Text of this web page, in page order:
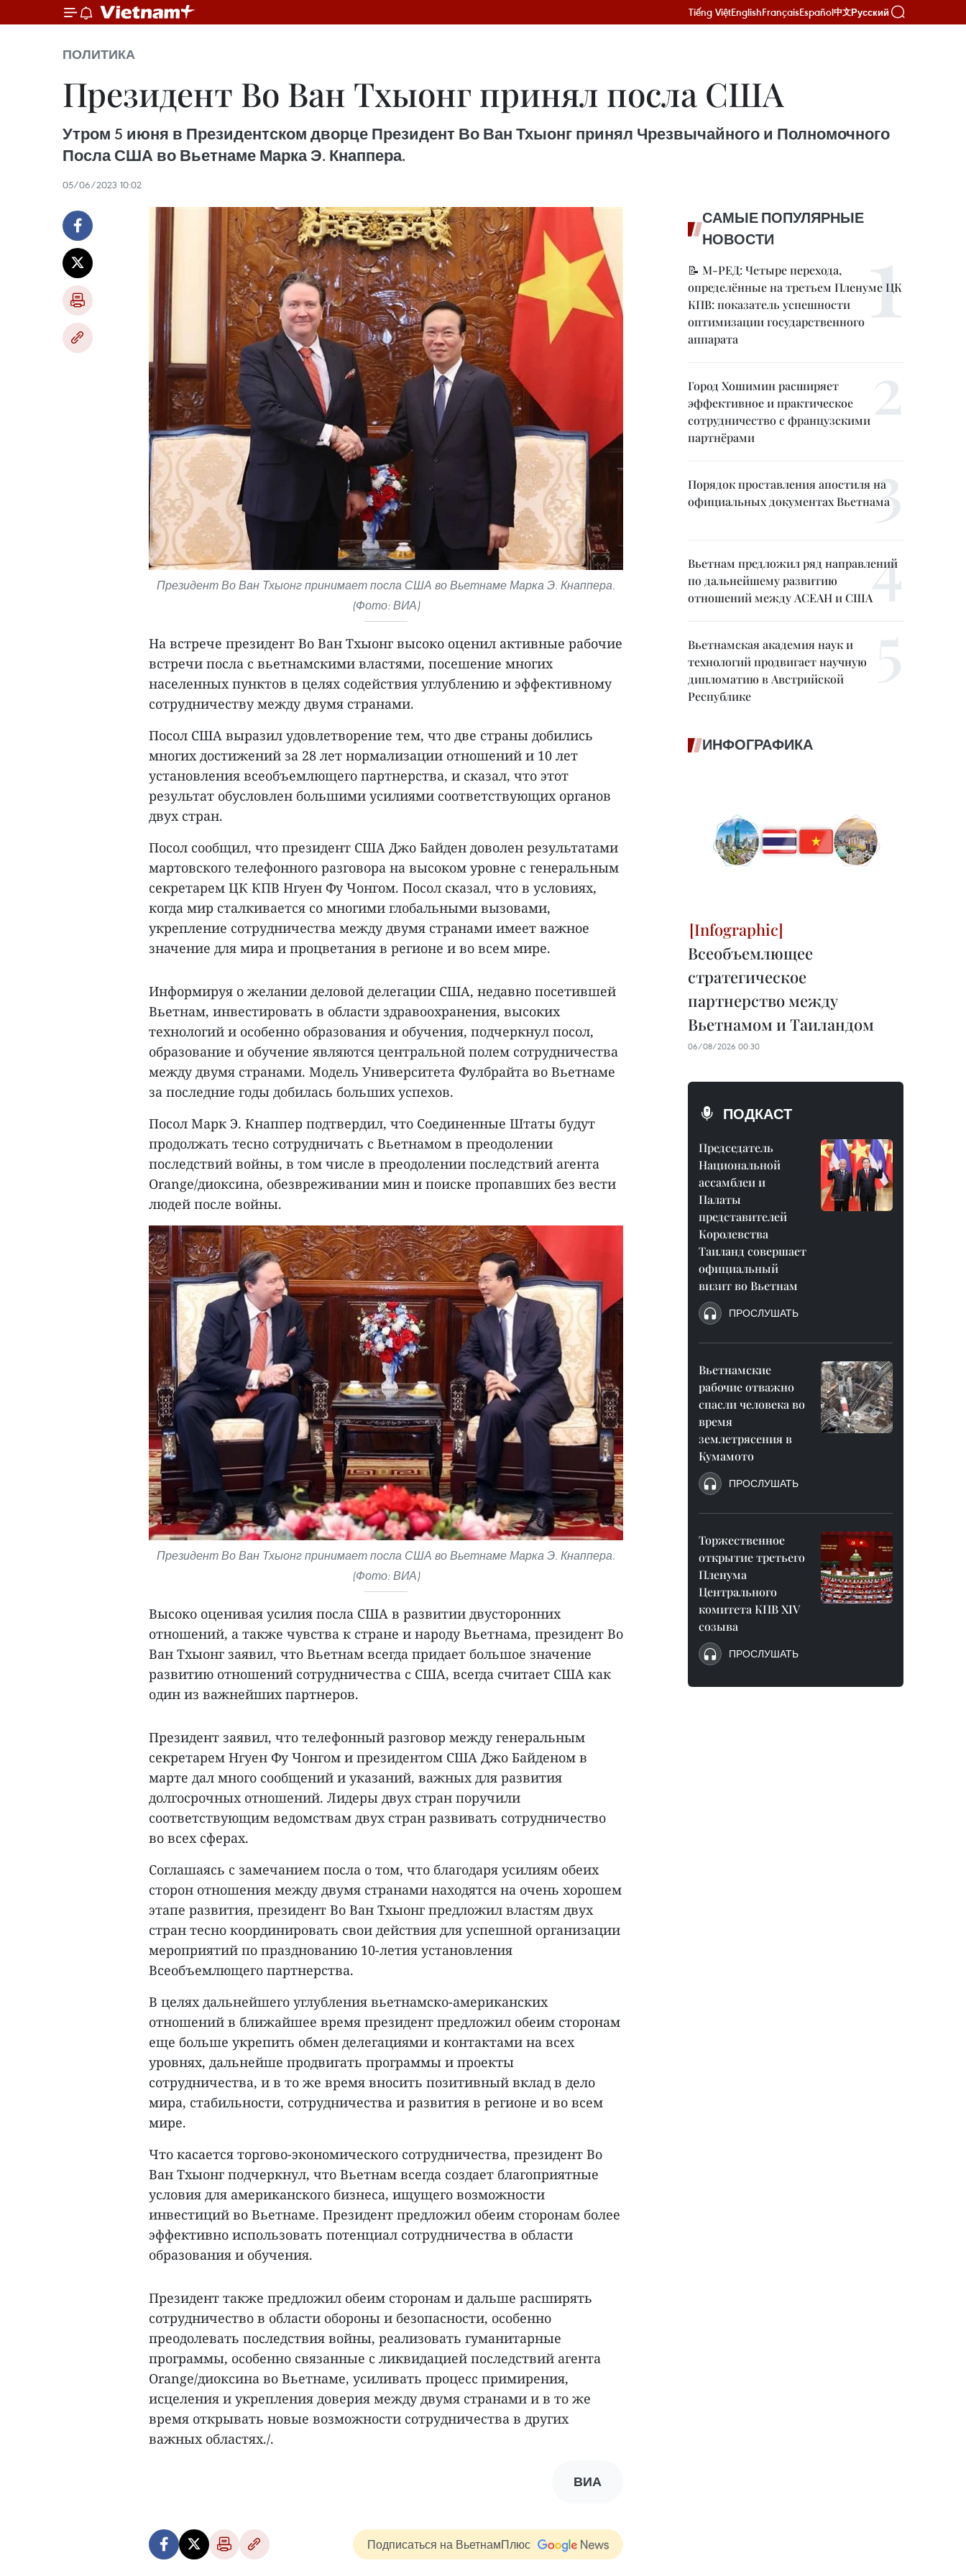
Tiếng ViệtEnglishFrançaisEspañol中文Русский
ПОЛИТИКА
Президент Во Ван Тхыонг принял посла США
Утром 5 июня в Президентском дворце Президент Во Ван Тхыонг принял Чрезвычайного и Полномочного
Посла США во Вьетнаме Марка Э. Кнаппера.
05/06/2023 10:02
Президент Во Ван Тхыонг принимает посла США во Вьетнаме Марка Э. Кнаппера.
(Фото: ВИА)
На встрече президент Во Ван Тхыонг высоко оценил активные рабочие
встречи посла с вьетнамскими властями, посешение многих
населенных пунктов в целях содействия углублению и эффективному
сотрудничеству между двумя странами.
Посол США выразил удовлетворение тем, что две страны добились
многих достижений за 28 лет нормализации отношений и 10 лет
установления всеобъемлющего партнерства, и сказал, что этот
результат обусловлен большими усилиями соответствующих органов
двух стран.
Посол сообщил, что президент США Джо Байден доволен результатами
мартовского телефонного разговора на высоком уровне с генеральным
секретарем ЦК КПВ Нгуен Фу Чонгом. Посол сказал, что в условиях,
когда мир сталкивается со многими глобальными вызовами,
укрепление сотрудничества между двумя странами имеет важное
значение для мира и процветания в регионе и во всем мире.
Информируя о желании деловой делегации США, недавно посетившей
Вьетнам, инвестировать в области здравоохранения, высоких
технологий и особенно образования и обучения, подчеркнул посол,
образование и обучение являются центральной полем сотрудничества
между двумя странами. Модель Университета Фулбрайта во Вьетнаме
за последние годы добилась больших успехов.
Посол Марк Э. Кнаппер подтвердил, что Соединенные Штаты будут
продолжать тесно сотрудничать с Вьетнамом в преодолении
последствий войны, в том числе в преодолении последствий агента
Orange/диоксина, обезвреживании мин и поиске пропавших без вести
людей после войны.
Президент Во Ван Тхыонг принимает посла США во Вьетнаме Марка Э. Кнаппера.
(Фото: ВИА)
Высоко оценивая усилия посла США в развитии двусторонних
отношений, а также чувства к стране и народу Вьетнама, президент Во
Ван Тхыонг заявил, что Вьетнам всегда придает большое значение
развитию отношений сотрудничества с США, всегда считает США как
один из важнейших партнеров.
Президент заявил, что телефонный разговор между генеральным
секретарем Нгуен Фу Чонгом и президентом США Джо Байденом в
марте дал много сообщений и указаний, важных для развития
долгосрочных отношений. Лидеры двух стран поручили
соответствующим ведомствам двух стран развивать сотрудничество
во всех сферах.
Соглашаясь с замечанием посла о том, что благодаря усилиям обеих
сторон отношения между двумя странами находятся на очень хорошем
этапе развития, президент Во Ван Тхыонг предложил властям двух
стран тесно координировать свои действия для успешной организации
мероприятий по празднованию 10-летия установления
Всеобъемлющего партнерства.
В целях дальнейшего углубления вьетнамско-американских
отношений в ближайшее время президент предложил обеим сторонам
еще больше укрепить обмен делегациями и контактами на всех
уровнях, дальнейше продвигать программы и проекты
сотрудничества, и в то же время вносить позитивный вклад в дело
мира, стабильности, сотрудничества и развития в регионе и во всем
мире.
Что касается торгово-экономического сотрудничества, президент Во
Ван Тхыонг подчеркнул, что Вьетнам всегда создает благоприятные
условия для американского бизнеса, ищущего возможности
инвестиций во Вьетнаме. Президент предложил обеим сторонам более
эффективно использовать потенциал сотрудничества в области
образования и обучения.
Президент также предложил обеим сторонам и дальше расширять
сотрудничество в области обороны и безопасности, особенно
преодолевать последствия войны, реализовать гуманитарные
программы, особенно связанные с ликвидацией последствий агента
Orange/диоксина во Вьетнаме, усиливать процесс примирения,
исцеления и укрепления доверия между двумя странами и в то же
время открывать новые возможности сотрудничества в других
важных областях./.
ВИА
Подписаться на ВьетнамПлюс
САМЫЕ ПОПУЛЯРНЫЕ
НОВОСТИ
📝 М-РЕД: Четыре перехода,
определённые на третьем Пленуме ЦК
КПВ: показатель успешности
оптимизации государственного
аппарата
Город Хошимин расширяет
эффективное и практическое
сотрудничество с французскими
партнёрами
Порядок проставления апостиля на
официальных документах Вьетнама
Вьетнам предложил ряд направлений
по дальнейшему развитию
отношений между АСЕАН и США
Вьетнамская академия наук и
технологий продвигает научную
дипломатию в Австрийской
Республике
ИНФОГРАФИКА
Всеобъемлющее
стратегическое
партнерство между
Вьетнамом и Таиландом
06/08/2026 00:30
ПОДКАСТ
Председатель
Национальной
ассамблеи и
Палаты
представителей
Королевства
Таиланд совершает
официальный
визит во Вьетнам
ПРОСЛУШАТЬ
Вьетнамские
рабочие отважно
спасли человека во
время
землетрясения в
Кумамото
ПРОСЛУШАТЬ
Торжественное
открытие третьего
Пленума
Центрального
комитета КПВ XIV
созыва
ПРОСЛУШАТЬ